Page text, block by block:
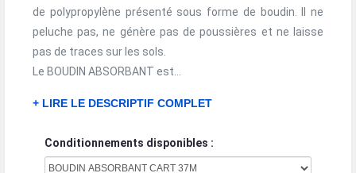
de polypropylène présenté sous forme de boudin. Il ne
peluche pas, ne génère pas de poussières et ne laisse
pas de traces sur les sols.
Le BOUDIN ABSORBANT est...
+ LIRE LE DESCRIPTIF COMPLET
Conditionnements disponibles :